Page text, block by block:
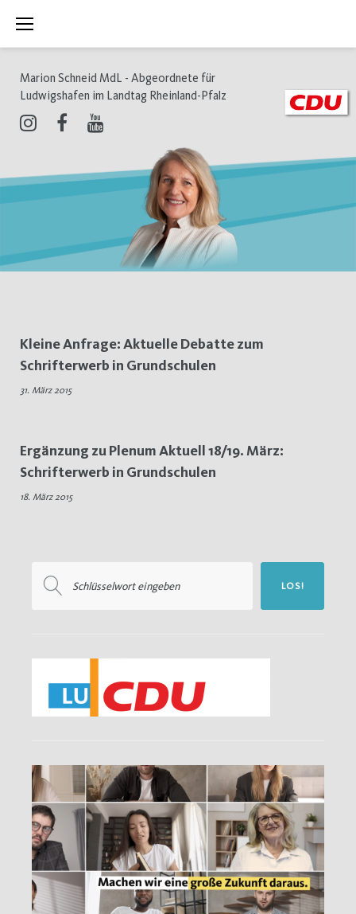
Inhalt
Marion Schneid MdL - Abgeordnete für
Ludwigshafen im Landtag Rheinland-Pfalz
Schlagwort:
Schrifterwerb
Kleine Anfrage: Aktuelle Debatte zum
Schrifterwerb in Grundschulen
31. März 2015
Ergänzung zu Plenum Aktuell 18/19. März:
Schrifterwerb in Grundschulen
18. März 2015
nach:
LOS!